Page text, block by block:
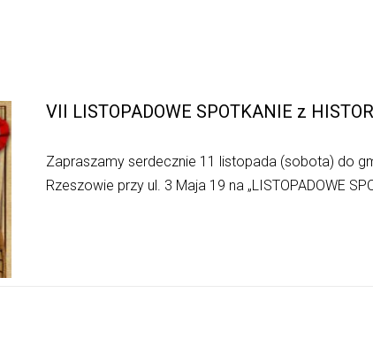
VII LISTOPADOWE SPOTKANIE z
Zapraszamy serdecznie 11 listopada (sobota) do
Rzeszowie przy ul. 3 Maja 19 na „LISTOPADOWE